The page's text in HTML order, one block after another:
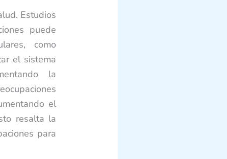
Estudios
puede
como
el sistema
la
el
resalta la
para